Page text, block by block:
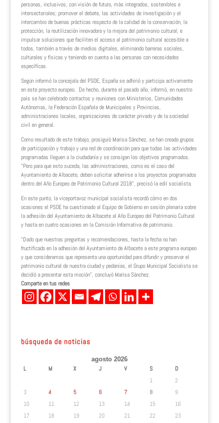
personas, inclusivos, con visión de futuro, más integrados, sostenibles e
intersectoriales; promover el debate, las actividades de investigación y el
intercambio de buenas prácticas respecto de la calidad de la conservación, la
protección, la reutilización innovadora y la mejora del patrimonio cultural; e
impulsar soluciones que faciliten el acceso al patrimonio cultural accesible a
todos, también a través de medios digitales, eliminando barreras sociales,
culturales y físicas y teniendo en cuenta a las personas con necesidades
específicas.
Según informó la concejala del PSOE, España se adhirió y participa activamente
en este proyecto europeo. De hecho, durante el pasado año, informó, en nuestro
país se han celebrado contactos y reuniones con Ministerios, Comunidades
Autónomas, la Federación Española de Municipales y Provincias,
administraciones locales, organizaciones de carácter privado y de la sociedad
civil en general.
Como resultado de este trabajo, prosiguió Marisa Sánchez, se han creado grupos
de participación y trabajo y una red de coordinación para que todas las actividades
programadas lleguen a la ciudadanía y se consigan los objetivos programados.
“Pero para que esto suceda, las administraciones, como es el caso del
Ayuntamiento de Albacete, deben solicitar adherirse a los proyectos programados
dentro del Año Europeo de Patrimonio Cultural 2018”, precisó la edil socialista.
En este punto, la viceportavoz municipal socialista recordó cómo en dos
ocasiones el PSOE ha cuestionado al Equipo de Gobierno en sesión plenaria sobre
la adhesión del Ayuntamiento de Albacete al Año Europeo del Patrimonio Cultural
y hasta en cuatro ocasiones en la Comisión Informativa de patrimonio.
“Dado que nuestras preguntas y recomendaciones, hasta la fecha no han
fructificado en la adhesión del Ayuntamiento de Albacete a este programa europeo
y que consideramos que representa una oportunidad para difundir y preservar el
patrimonio cultural de nuestra ciudad y pedanías, el Grupo Municipal Socialista se
decidió a presentar esta moción”, concluyó Marisa Sánchez.
Comparte en tus redes
búsqueda de noticias
agosto 2026
L M X J V S
D
1
2
3
4 5 6 7 8
9
10
11 12 13 14 15
16
17
18 19 20 21 22
23